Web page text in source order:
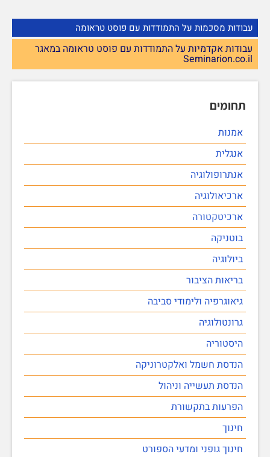
עבודות מסכמות על התמודדות עם פוסט טראומה
עבודות אקדמיות על התמודדות עם פוסט טראומה במאגר
Seminarion.co.il
תחומים
אמנות
אנגלית
אנתרופולוגיה
ארכיאולוגיה
ארכיטקטורה
בוטניקה
ביולוגיה
בריאות הציבור
גיאוגרפיה ולימודי סביבה
גרונטולוגיה
היסטוריה
הנדסת חשמל ואלקטרוניקה
הנדסת תעשייה וניהול
הפרעות בתקשורת
חינוך
חינוך גופני ומדעי הספורט